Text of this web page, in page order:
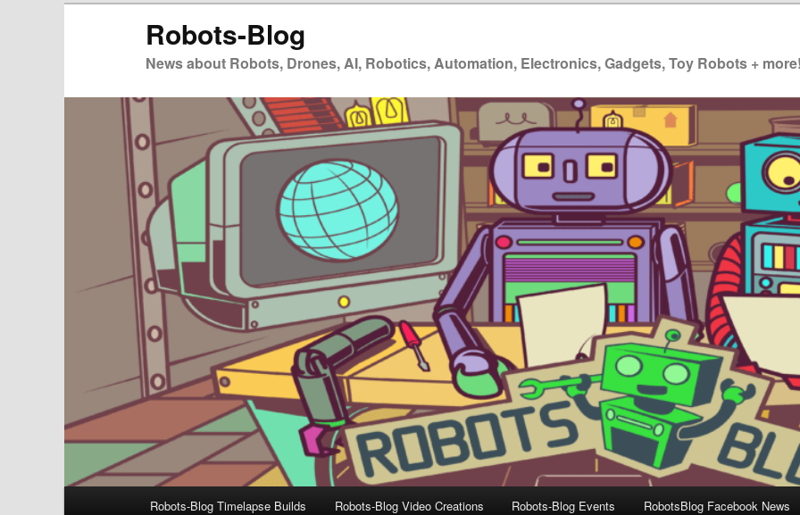
Robots-Blog
News about Robots, Drones, AI, Robotics, Automation, Electronics, Gadgets, Toy Robots + more!
Robots-Blog Timelapse Builds Robots-Blog Video Creations Robots-Blog Events RobotsBlog Facebook News